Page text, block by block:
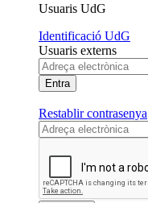
Usuaris UdG
Identificació UdG
Usuaris externs
Restablir contrasenya